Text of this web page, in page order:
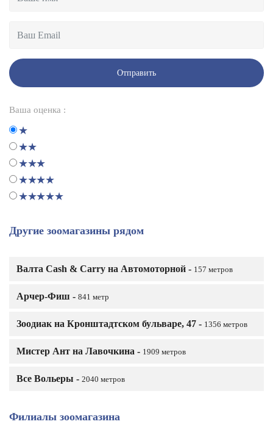
Отправить
Ваша оценка :
Другие зоомагазины рядом
Валта Cash & Carry на Автомоторной - 157 метров
Арчер-Фиш - 841 метр
Зоодиак на Кронштадтском бульваре, 47 - 1356 метров
Мистер Ант на Лавочкина - 1909 метров
Все Вольеры - 2040 метров
Филиалы зоомагазина